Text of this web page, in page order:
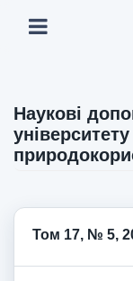
Наукові
університету
Том 17, № 5,